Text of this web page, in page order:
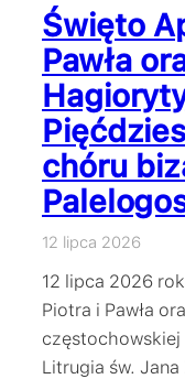
Święto
Pawła
chóru
12 lipca 2026
12 lipca 2026
Piotra i Pawła
częstochowskiej
Litrugia św.